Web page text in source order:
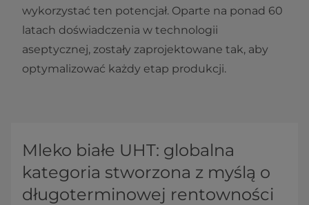
wykorzystać ten potencjał. Oparte na ponad 60
latach doświadczenia w technologii
aseptycznej, zostały zaprojektowane tak, aby
optymalizować każdy etap produkcji.
Mleko białe UHT: globalna
kategoria stworzona z myślą o
długoterminowej rentowności